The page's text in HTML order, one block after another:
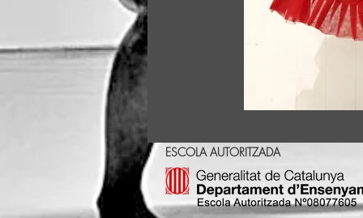
ESCOLA AUTORITZADA